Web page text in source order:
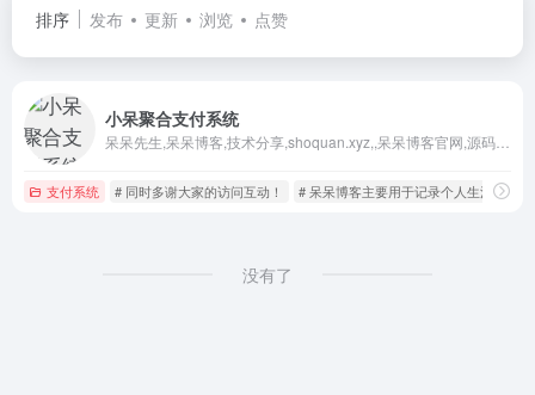
排序 发布 更新 浏览 点赞
小呆聚合支付系统
支付系统 # 同时多谢大家的访问互动！ # 呆呆博客主要用于记录个人生活爱好
没有了